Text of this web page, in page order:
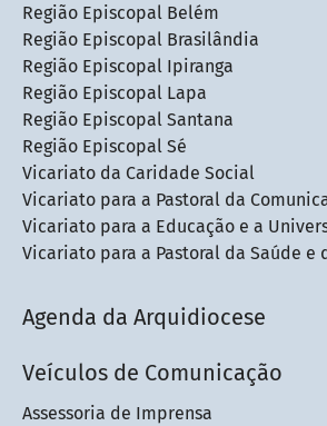
Região Episcopal Belém
Região Episcopal Brasilândia
Região Episcopal Ipiranga
Região Episcopal Lapa
Região Episcopal Santana
Região Episcopal Sé
Vicariato da Caridade Social
Vicariato para a Pastoral da
Vicariato para a Educação e a
Vicariato para a Pastoral da Saúde e
Agenda da Arquidiocese
Veículos de Comunicação
Assessoria de Imprensa